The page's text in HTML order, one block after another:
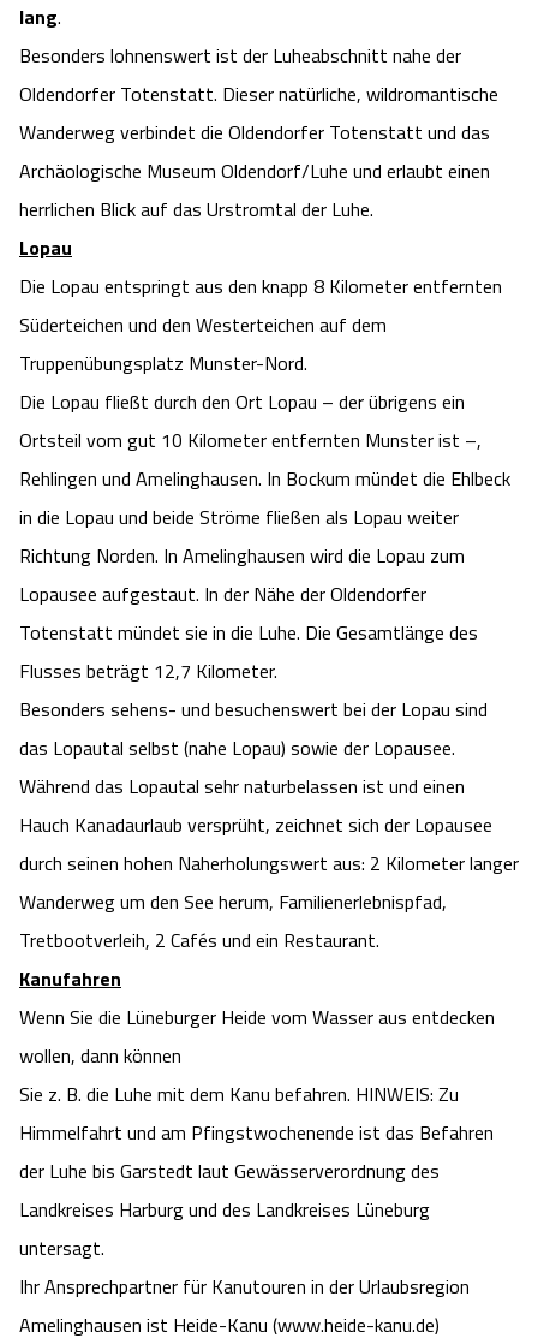
Urlaub auf dem Bauernhof
Urlaub mit Hund
Anreise
Kataloge
Videos
Shop
Angebote
Kontakt
Kutschen
Regionale Küche
HeideSpezialitäten
Unterkünfte
Naturhotels
Urlaub mit Hund
Landschaftsführungen
Veranstaltungen
Wildpark Schwarze Berge
Otter Zentrum
Ralf Schumacher Kart & Bowl
Das verrückte Haus
Abenteuerland Trampolin-Park
Battle Kart Bispingen
Unterkünfte
Ausflugsziele
Shopping Celle
Unterkünfte Celle
lang.
Besonders lohnenswert ist der Luheabschnitt nahe der
Oldendorfer Totenstatt. Dieser natürliche, wildromantische
Wanderweg verbindet die Oldendorfer Totenstatt und das
Archäologische Museum Oldendorf/Luhe und erlaubt einen
herrlichen Blick auf das Urstromtal der Luhe.
Lopau
Die Lopau entspringt aus den knapp 8 Kilometer entfernten
Süderteichen und den Westerteichen auf dem
Truppenübungsplatz Munster-Nord.
Die Lopau fließt durch den Ort Lopau – der übrigens ein
Ortsteil vom gut 10 Kilometer entfernten Munster ist –,
Rehlingen und Amelinghausen. In Bockum mündet die Ehlbeck
in die Lopau und beide Ströme fließen als Lopau weiter
Richtung Norden. In Amelinghausen wird die Lopau zum
Lopausee aufgestaut. In der Nähe der Oldendorfer
Totenstatt mündet sie in die Luhe. Die Gesamtlänge des
Flusses beträgt 12,7 Kilometer.
Besonders sehens- und besuchenswert bei der Lopau sind
das Lopautal selbst (nahe Lopau) sowie der Lopausee.
Während das Lopautal sehr naturbelassen ist und einen
Hauch Kanadaurlaub versprüht, zeichnet sich der Lopausee
durch seinen hohen Naherholungswert aus: 2 Kilometer langer
Wanderweg um den See herum, Familienerlebnispfad,
Tretbootverleih, 2 Cafés und ein Restaurant.
Kanufahren
Wenn Sie die Lüneburger Heide vom Wasser aus entdecken
wollen, dann können
Sie z. B. die Luhe mit dem Kanu befahren. HINWEIS: Zu
Himmelfahrt und am Pfingstwochenende ist das Befahren
der Luhe bis Garstedt laut Gewässerverordnung des
Landkreises Harburg und des Landkreises Lüneburg
untersagt.
Ihr Ansprechpartner für Kanutouren in der Urlaubsregion
Amelinghausen ist Heide-Kanu (www.heide-kanu.de)